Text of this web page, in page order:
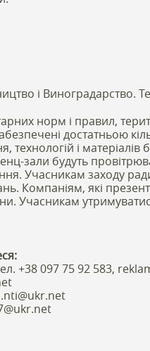
і Виноградарство.
норм і правил,
достатньою
технологій і
зали будуть
Учасникам заходу
Компаніям, які
Учасникам
+38 097 75 92 583,